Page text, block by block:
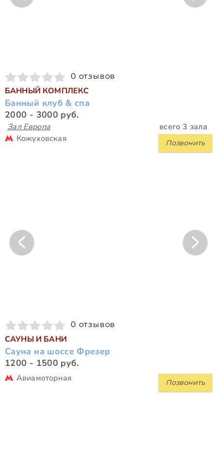
0 отзывов
БАННЫЙ КОМПЛЕКС
Банный клуб & cпа
2000 - 3000 руб.
Зал Европа всего 3 зала
Позвонить
Кожуховская
0 отзывов
САУНЫ И БАНИ
Сауна на шоссе Фрезер
1200 - 1500 руб.
Позвонить
Авиамоторная